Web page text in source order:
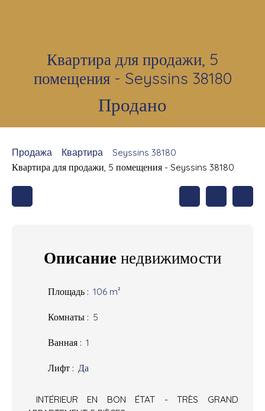
Квартира для продажи, 5
помещения - Seyssins 38180
Продано
Продажа Квартира
Seyssins 38180
Квартира для продажи, 5 помещения - Seyssins 38180
Описание недвижимости
Площадь : 106 m²
Комнаты : 5
Ванная : 1
Лифт : Да
INTÉRIEUR EN BON ÉTAT - TRÈS GRAND